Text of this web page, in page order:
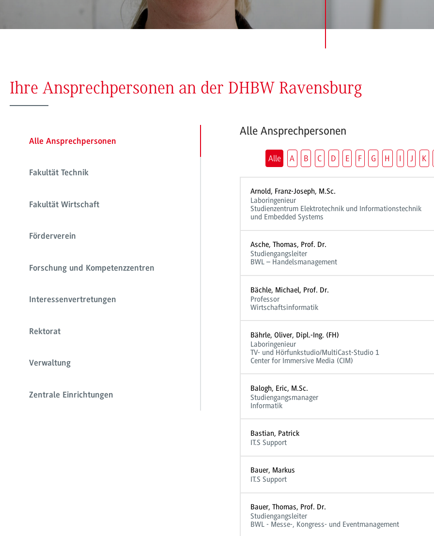
Ihre Ansprechpersonen an der DHBW Ravensburg
Alle Ansprechpersonen
Fakultät Technik
Fakultät Wirtschaft
Förderverein
Forschung und Kompetenzzentren
Interessenvertretungen
Rektorat
Verwaltung
Zentrale Einrichtungen
Alle Ansprechpersonen
Alle A B C D E F G H I J K
Arnold, Franz-Joseph, M.Sc.
Laboringenieur
Studienzentrum Elektrotechnik und Informationstechnik
und Embedded Systems
Asche, Thomas, Prof. Dr.
Studiengangsleiter
BWL – Handelsmanagement
Bächle, Michael, Prof. Dr.
Professor
Wirtschaftsinformatik
Bährle, Oliver, Dipl.-Ing. (FH)
Laboringenieur
TV- und Hörfunkstudio/MultiCast-Studio 1
Center for Immersive Media (CIM)
Balogh, Eric, M.Sc.
Studiengangsmanager
Informatik
Bastian, Patrick
IT.S Support
Bauer, Markus
IT.S Support
Bauer, Thomas, Prof. Dr.
Studiengangsleiter
BWL - Messe-, Kongress- und Eventmanagement